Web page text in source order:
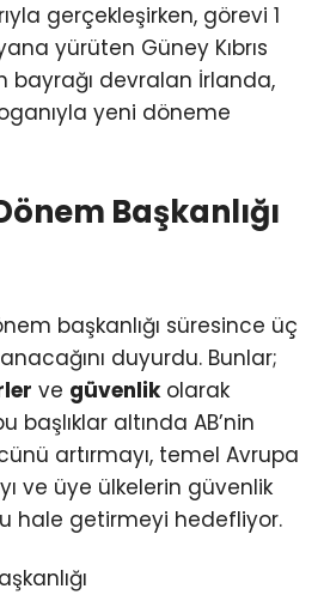
gerçekleşirken, görevi 1
yürüten Güney Kıbrıs
bayrağı devralan İrlanda,
yeni döneme
Başkanlığı
başkanlığı süresince üç
duyurdu. Bunlar;
ve güvenlikolarak
başlıklar altında AB’nin
artırmayı, temel Avrupa
ve üye ülkelerin güvenlik
hale getirmeyi hedefliyor.